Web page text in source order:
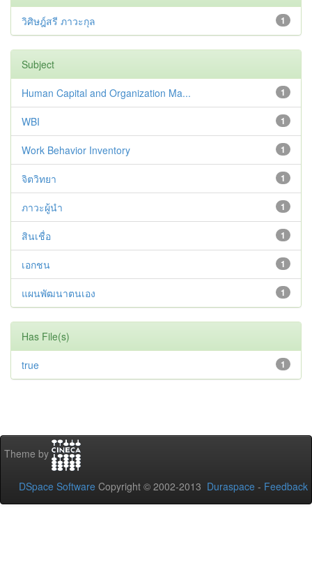
1
วิศิษฎ์สรี ภาวะกุล
Subject
1
Human Capital and Organization Ma...
1
WBI
1
Work Behavior Inventory
1
จิตวิทยา
1
ภาวะผู้นำ
1
สินเชื่อ
1
เอกชน
1
แผนพัฒนาตนเอง
Has File(s)
1
true
Theme by
DSpace Software Copyright © 2002-2013 Duraspace - Feedback